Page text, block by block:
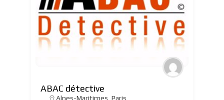
ABAC détective
Alpes-Maritimes Paris